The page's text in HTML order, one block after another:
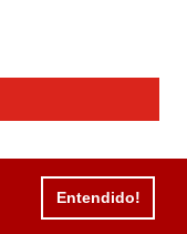
Entendido!